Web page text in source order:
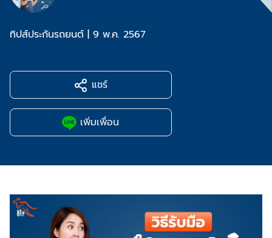
ทิปส์ประกันรถยนต์ | 9 พ.ค. 2567
แชร์
เพิ่มเพื่อน